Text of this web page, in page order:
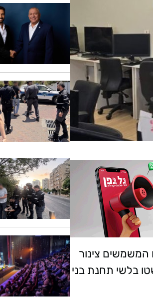
צינור
בלשי תחנת בני